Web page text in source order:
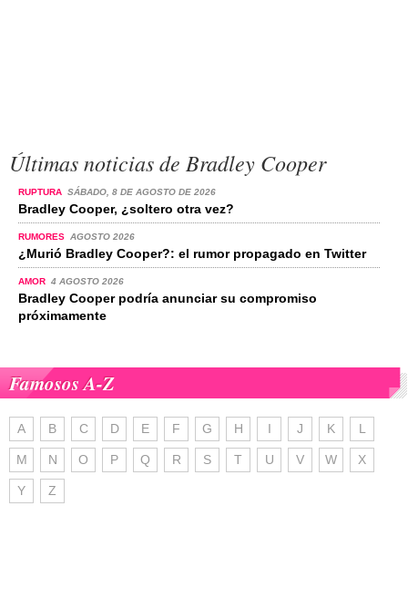
Últimas noticias de Bradley Cooper
RUPTURA SÁBADO, 8 DE AGOSTO DE 2026
Bradley Cooper, ¿soltero otra vez?
RUMORES AGOSTO 2026
¿Murió Bradley Cooper?: el rumor propagado en Twitter
AMOR 4 AGOSTO 2026
Bradley Cooper podría anunciar su compromiso
próximamente
Famosos A-Z
A B C D E F G H I J K L
M N O P Q R S T U V W X
Y Z